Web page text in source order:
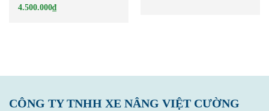
4.500.000₫
CÔNG TY TNHH XE NÂNG VIỆT CƯỜNG